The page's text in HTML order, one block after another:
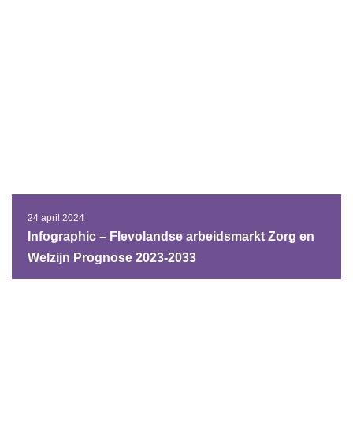
24 april 2024
Infographic – Flevolandse arbeidsmarkt Zorg en
Welzijn Prognose 2023-2033